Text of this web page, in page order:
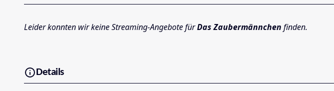
Leider konnten wir keine Streaming-Angebote fürDas Zaubermännchen finden.
Details